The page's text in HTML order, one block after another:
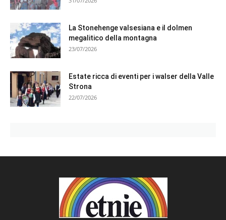
La Stonehenge valsesiana e il dolmen
megalitico della montagna
23/07/2026
Estate ricca di eventi per i walser della Valle
Strona
22/07/2026